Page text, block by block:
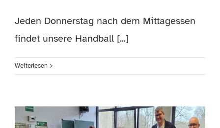
Jeden Donnerstag nach dem Mittagessen
findet unsere Handball [...]
Weiterlesen